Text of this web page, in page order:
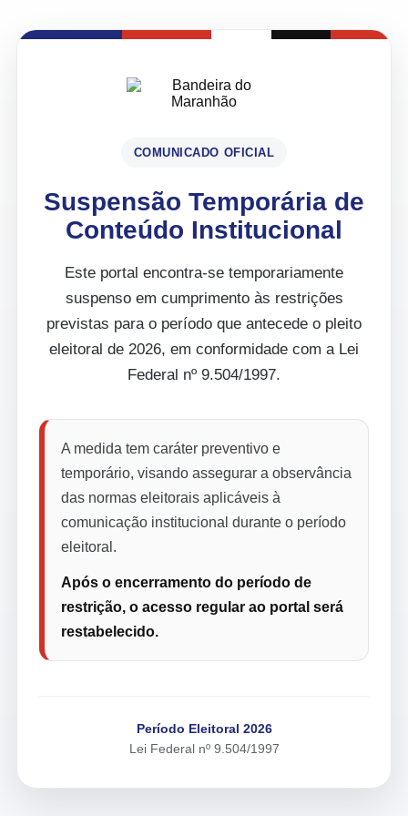
COMUNICADO OFICIAL
Suspensão Temporária de
Conteúdo Institucional
Este portal encontra-se temporariamente
suspenso em cumprimento às restrições
previstas para o período que antecede o pleito
eleitoral de 2026, em conformidade com a Lei
Federal nº 9.504/1997.
A medida tem caráter preventivo e
temporário, visando assegurar a observância
das normas eleitorais aplicáveis à
comunicação institucional durante o período
eleitoral.
Após o encerramento do período de
restrição, o acesso regular ao portal será
restabelecido.
Período Eleitoral 2026
Lei Federal nº 9.504/1997